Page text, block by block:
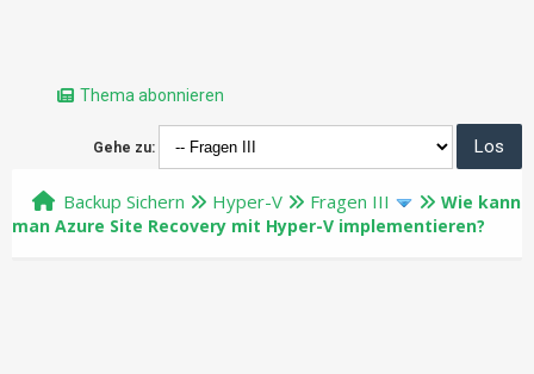
Thema abonnieren
Gehe zu:
Backup Sichern Hyper-V Fragen III
Wie kann
man Azure Site Recovery mit Hyper-V implementieren?